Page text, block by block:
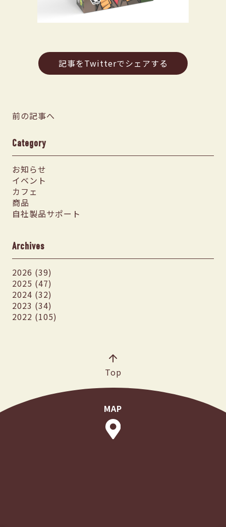
記事をTwitterでシェアする
前の記事へ
Category
お知らせ
イベント
カフェ
商品
自社製品サポート
Archives
2026 (39)
2025 (47)
2024 (32)
2023 (34)
2022 (105)
Top
MAP